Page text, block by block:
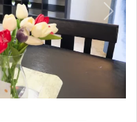
Next